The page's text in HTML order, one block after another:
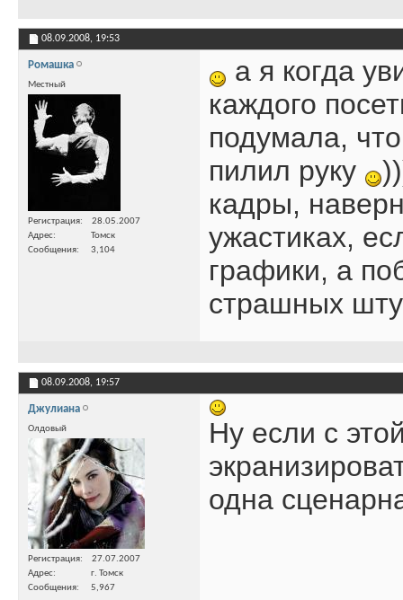
08.09.2008, 19:53
Ромашка
Местный
Регистрация
28.05.2007
Адрес
Томск
Сообщения
3,104
а я когда
каждого
подумала,
пилил руку
кадры,
ужастиках,
графики, а
страшных
08.09.2008, 19:57
Джулиана
Олдовый
Регистрация
27.07.2007
Адрес
г. Томск
Сообщения
5,967
Ну если с
одна